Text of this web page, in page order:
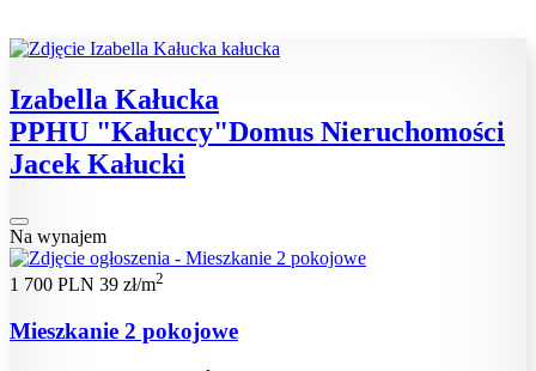
Izabella Kałucka
PPHU "Kałuccy"Domus Nieruchomości
Jacek Kałucki
Na wynajem
1 700 PLN 39 zł/m2
Mieszkanie 2 pokojowe